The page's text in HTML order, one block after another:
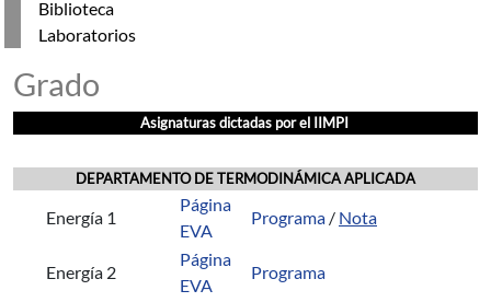
Biblioteca
Laboratorios
Grado
Asignaturas dictadas por el IIMPI
DEPARTAMENTO DE TERMODINÁMICA APLICADA
Energía 1
Página
EVA
Programa / Nota
Energía 2
Página
EVA
Programa